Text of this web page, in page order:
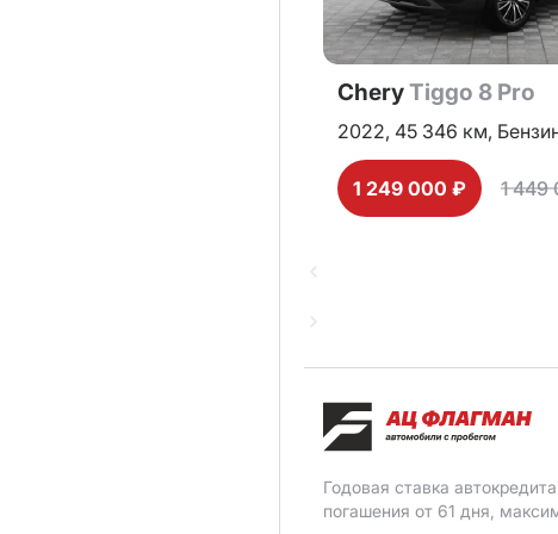
CheryTiggo 8 Pro
2022, 45 346 км,
1 249 000 ₽ 1 449
Годовая ставка
погашения от 61 дня,